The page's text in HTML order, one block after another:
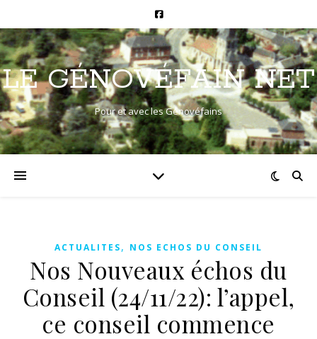
LE GÉNOVÉFAIN NET
Pour et avec les Génovéfains
ACTUALITES, NOS ECHOS DU CONSEIL
Nos Nouveaux échos du
Conseil (24/11/22): l’appel,
ce conseil commence